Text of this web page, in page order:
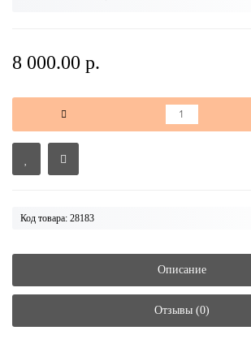
8 000.00 р.
Код товара: 28183
Описание
Отзывы (0)